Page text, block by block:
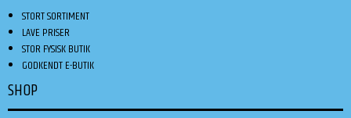
STORT SORTIMENT
LAVE PRISER
STOR FYSISK BUTIK
GODKENDT E-BUTIK
SHOP